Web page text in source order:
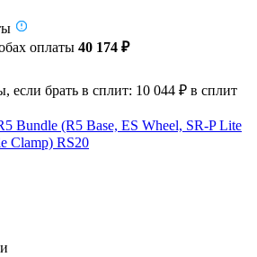
оплаты 40 174 ₽
если брать в сплит: 10 044 ₽ в сплит
Bundle (R5 Base, ES Wheel, SR-P Lite
Clamp) RS20